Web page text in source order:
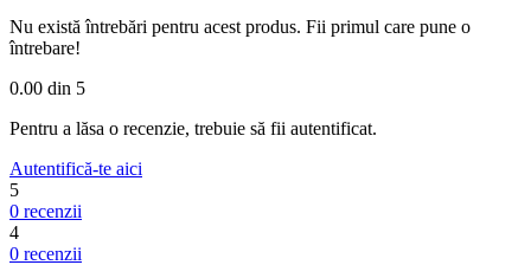
nou mișcare în timpul iluminării, timpul de funcționare se resetează.
Intensitatea luminii depinde de nivelul de încărcare al bateriilor și de
asemenea, dispune de un întrerupător care oprește corpul de
Proiectorul este dotat cu două baterii litiu-ion înlocuibile, fiecare
având capacitatea de 2600 mAh. Datorită acestui lucru, în cazul unei
cantități reduse de lumină solară, bateriile pot fi încărcate cu un
încărcător dedicat.
Nu există întrebări pentru acest produs. Fii primul care pune o
întrebare!
0.00 din 5
Pentru a lăsa o recenzie, trebuie să fii autentificat.
Autentifică-te aici
5
0 recenzii
4
0 recenzii